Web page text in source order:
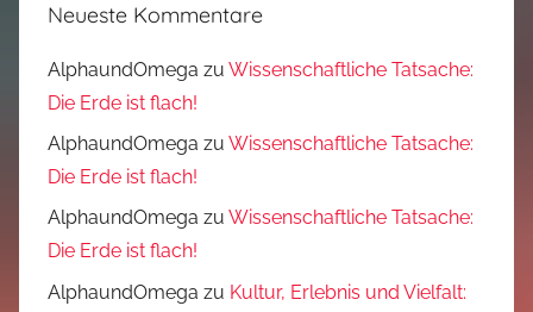
Neueste Kommentare
AlphaundOmega zu Wissenschaftliche Tatsache:
Die Erde ist flach!
AlphaundOmega zu Wissenschaftliche Tatsache:
Die Erde ist flach!
AlphaundOmega zu Wissenschaftliche Tatsache:
Die Erde ist flach!
AlphaundOmega zu Kultur, Erlebnis und Vielfalt: